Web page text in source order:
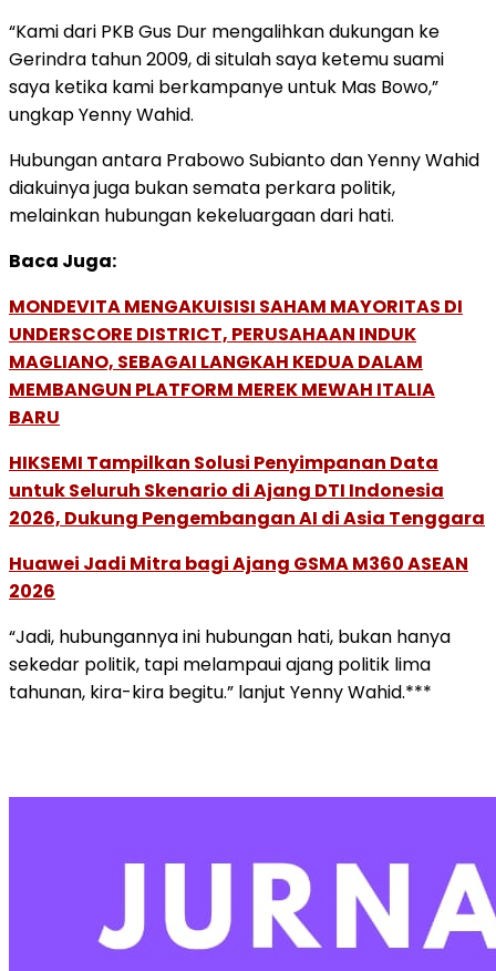
“Kami dari PKB Gus Dur mengalihkan dukungan ke
Gerindra tahun 2009, di situlah saya ketemu suami
saya ketika kami berkampanye untuk Mas Bowo,”
ungkap Yenny Wahid.
Hubungan antara Prabowo Subianto dan Yenny Wahid
diakuinya juga bukan semata perkara politik,
melainkan hubungan kekeluargaan dari hati.
Baca Juga:
MONDEVITA MENGAKUISISI SAHAM MAYORITAS DI
UNDERSCORE DISTRICT, PERUSAHAAN INDUK
MAGLIANO, SEBAGAI LANGKAH KEDUA DALAM
MEMBANGUN PLATFORM MEREK MEWAH ITALIA
BARU
HIKSEMI Tampilkan Solusi Penyimpanan Data
untuk Seluruh Skenario di Ajang DTI Indonesia
2026, Dukung Pengembangan AI di Asia Tenggara
Huawei Jadi Mitra bagi Ajang GSMA M360 ASEAN
2026
“Jadi, hubungannya ini hubungan hati, bukan hanya
sekedar politik, tapi melampaui ajang politik lima
tahunan, kira-kira begitu.” lanjut Yenny Wahid.***